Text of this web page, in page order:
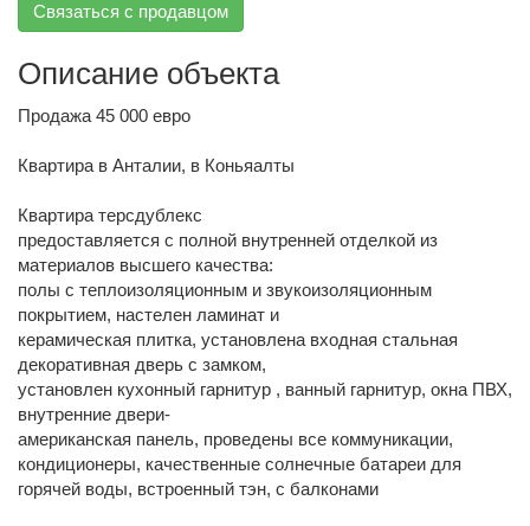
Связаться с продавцом
Описание объекта
Продажа 45 000 евро
Квартира в Анталии, в Коньяалты
Квартира терcдублекс
предоставляется с полной внутренней отделкой из
материалов высшего качества:
полы с теплоизоляционным и звукоизоляционным
покрытием, настелен ламинат и
керамическая плитка, установлена входная стальная
декоративная дверь с замком,
установлен кухонный гарнитур , ванный гарнитур, окна ПВХ,
внутренние двери-
американская панель, проведены все коммуникации,
кондиционеры, качественные солнечные батареи для
горячей воды, встроенный тэн, с балконами